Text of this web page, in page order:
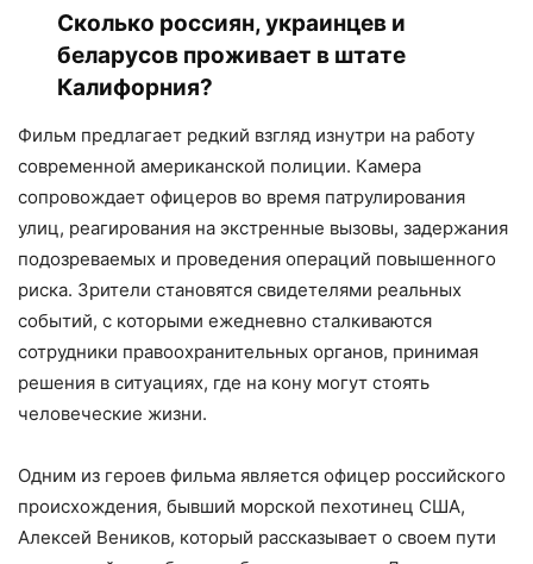
Сколько россиян, украинцев и
беларусов проживает в штате
Калифорния?
Фильм предлагает редкий взгляд изнутри на работу
современной американской полиции. Камера
сопровождает офицеров во время патрулирования
улиц, реагирования на экстренные вызовы, задержания
подозреваемых и проведения операций повышенного
риска. Зрители становятся свидетелями реальных
событий, с которыми ежедневно сталкиваются
сотрудники правоохранительных органов, принимая
решения в ситуациях, где на кону могут стоять
человеческие жизни.
Одним из героев фильма является офицер российского
происхождения, бывший морской пехотинец США,
Алексей Веников, который рассказывает о своем пути